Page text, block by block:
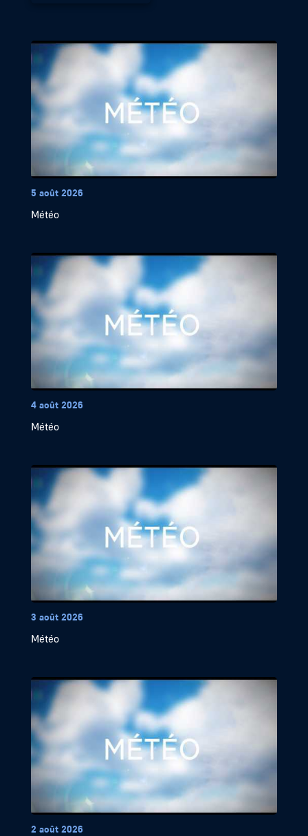
5 août 2026
Météo
4 août 2026
Météo
3 août 2026
Météo
2 août 2026